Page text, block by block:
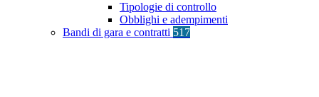
Tipologie di controllo
Obblighi e adempimenti
Bandi di gara e contratti 517